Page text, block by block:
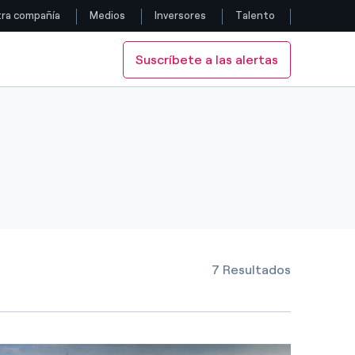
Siga con nosotros
compañía Medios Inversores Talento
Suscríbete a las alertas
7 Resultados